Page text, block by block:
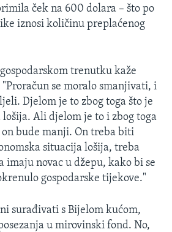
ček na 600 dolara – što po
iznosi količinu preplaćenog
trenutku kaže
se moralo smanjivati, i
Djelom je to zbog toga što je
Ali djelom je to i zbog toga
bude manji. On treba biti
situacija lošija, treba
imaju novac u džepu, kako bi se
gospodarske tijekove."
surađivati s Bijelom kućom,
u mirovinski fond. No,